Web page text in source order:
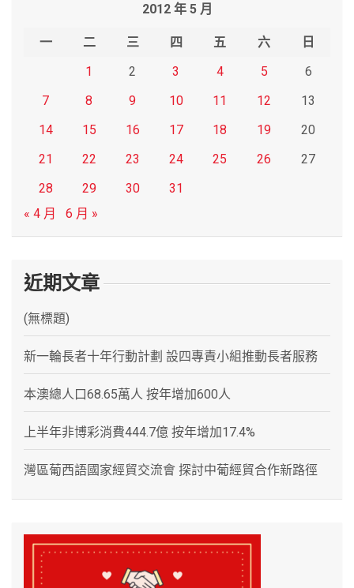
2012 年 5 月
一 二 三 四 五 六
日
1
2 3 4 5
6
7
8 9 10 11 12
13
14
15 16 17 18 19
20
21
22 23 24 25 26
27
28
29 30
31
« 4 月
6 月 »
近期文章
(無標題)
新一輪長者十年行動計劃 設四專責小組推動長者服務
本澳總人口68.65萬人 按年增加600人
上半年非博彩消費444.7億 按年增加17.4%
灣區葡西語國家經貿交流會 探討中葡經貿合作新路徑